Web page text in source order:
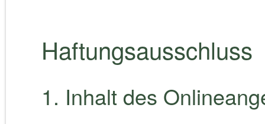
Haftungsausschluss
1. Inhalt des